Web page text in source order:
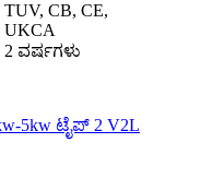
TUV, CB, CE,
UKCA
2 ವರ್ಷಗಳು